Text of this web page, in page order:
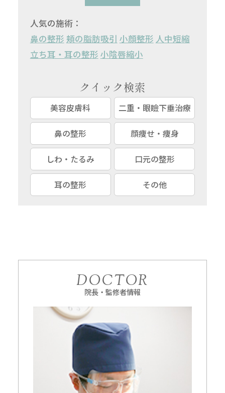
人気の施術：
鼻の整形 頬の脂肪吸引 小顔整形 人中短縮
立ち耳・耳の整形 小陰唇縮小
クイック検索
美容皮膚科 二重・眼瞼下垂治療
鼻の整形 顔痩せ・痩身
しわ・たるみ 口元の整形
耳の整形 その他
DOCTOR
院長・監修者情報